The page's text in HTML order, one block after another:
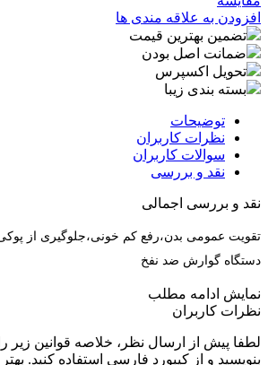
افزودن به علاقه مندی ها
تضمین بهترین قیمت
ضمانت اصل بودن
تحویل اکسپرس
بسته بندی زیبا
توضیحات
نظرات کاربران
سوالات کاربران
نقد و بررسی
نقد و بررسی اجمالی
تقویت عمومی بدن،رفع کم خونی،جلوگیری از
دستگاه گوارش ضد نفخ
نمایش ادامه مطلب
نظرات کاربران
لطفا پیش از ارسال نظر، خلاصه قوانین زیر
بنویسید و از کیبورد فارسی استفاده کنید.